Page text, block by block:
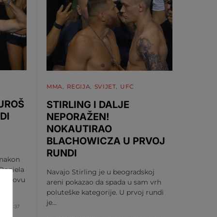
novu
21:37
MMA REGIJA SVIJET UFC
STIRLING I DALJE
NEPORAŽEN!
NOKAUTIRAO
BLACHOWICZA U PRVOJ
RUNDI
Navajo Stirling je u beogradskoj
areni pokazao da spada u sam vrh
poluteške kategorije. U prvoj rundi
je…